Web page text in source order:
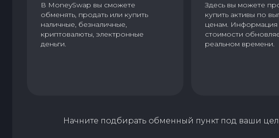
В MoneySwap вы сможете
обменять, продать или купить
наличные, безналичные,
криптовалюты, электронные
деньги.
Здесь вы можете
купить активы по
ценам. Информация
стоимости
реальном времени.
Начните подбирать обменный пункт под ваши